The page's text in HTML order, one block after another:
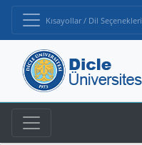
Kısayollar / Dil Seçenekleri